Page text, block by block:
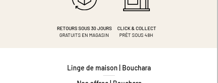
RETOURS SOUS 30 JOURS
GRATUITS EN MAGASIN
CLICK & COLLECT
PRÊT SOUS 48H
Linge de maison | Bouchara